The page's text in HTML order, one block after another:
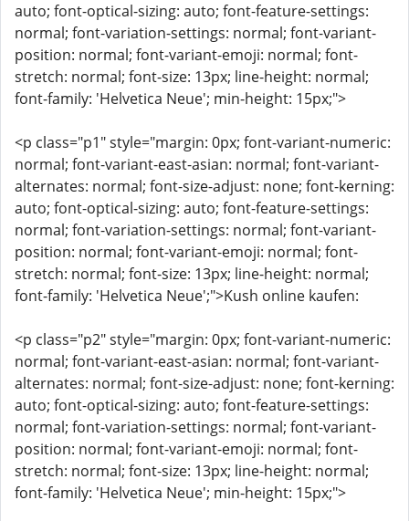
auto; font-optical-sizing: auto; font-feature-settings:
normal; font-variation-settings: normal; font-variant-
position: normal; font-variant-emoji: normal; font-
stretch: normal; font-size: 13px; line-height: normal;
font-family: 'Helvetica Neue'; min-height: 15px;">
<p class="p1" style="margin: 0px; font-variant-numeric:
normal; font-variant-east-asian: normal; font-variant-
alternates: normal; font-size-adjust: none; font-kerning:
auto; font-optical-sizing: auto; font-feature-settings:
normal; font-variation-settings: normal; font-variant-
position: normal; font-variant-emoji: normal; font-
stretch: normal; font-size: 13px; line-height: normal;
font-family: 'Helvetica Neue';">Kush online kaufen:
<p class="p2" style="margin: 0px; font-variant-numeric:
normal; font-variant-east-asian: normal; font-variant-
alternates: normal; font-size-adjust: none; font-kerning:
auto; font-optical-sizing: auto; font-feature-settings:
normal; font-variation-settings: normal; font-variant-
position: normal; font-variant-emoji: normal; font-
stretch: normal; font-size: 13px; line-height: normal;
font-family: 'Helvetica Neue'; min-height: 15px;">